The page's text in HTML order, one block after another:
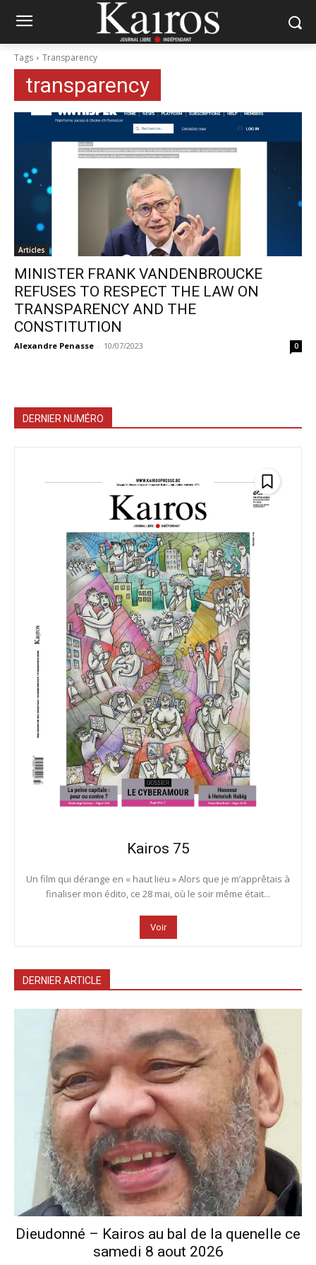
Tags Transparency
transparency
Articles
MINISTER FRANK VANDENBROUCKE
REFUSES TO RESPECT THE LAW ON
TRANSPARENCY AND THE
CONSTITUTION
Alexandre Penasse - 10/07/2023 0
DERNIER NUMÉRO
Kairos 75
Un film qui dérange en « haut lieu » Alors que je m’apprêtais à
finaliser mon édito, ce 28 mai, où le soir même était...
Voir
DERNIER ARTICLE
Dieudonné – Kairos au bal de la quenelle ce
samedi 8 aout 2026